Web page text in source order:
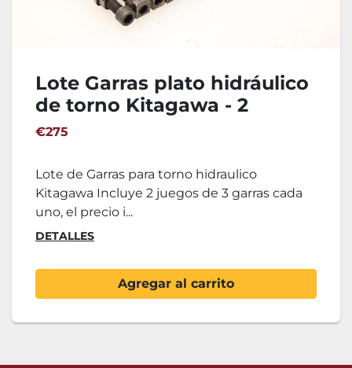
Lote Garras plato hidráulico
de torno Kitagawa - 2
Juegos
€275
Lote de Garras para torno hidraulico
Kitagawa Incluye 2 juegos de 3 garras cada
uno, el precio i...
DETALLES
Agregar al carrito